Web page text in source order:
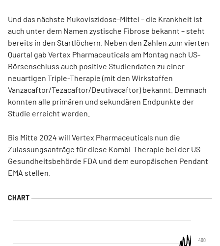
Und das nächste Mukoviszidose-Mittel – die Krankheit ist
auch unter dem Namen zystische Fibrose bekannt – steht
bereits in den Startlöchern. Neben den Zahlen zum vierten
Quartal gab Vertex Pharmaceuticals am Montag nach US-
Börsenschluss auch positive Studiendaten zu einer
neuartigen Triple-Therapie (mit den Wirkstoffen
Vanzacaftor/Tezacaftor/Deutivacaftor) bekannt. Demnach
konnten alle primären und sekundären Endpunkte der
Studie erreicht werden.
Bis Mitte 2024 will Vertex Pharmaceuticals nun die
Zulassungsanträge für diese Kombi-Therapie bei der US-
Gesundheitsbehörde FDA und dem europäischen Pendant
EMA stellen.
400